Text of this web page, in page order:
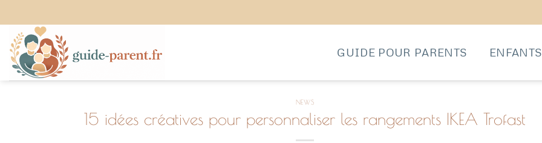
au
contenu
GUIDE POUR PARENTS ENFANTS
NEWS
15 idées créatives pour personnaliser les rangements IKEA Trofast